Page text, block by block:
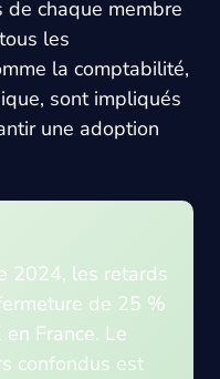
chaque membre
les
la comptabilité,
sont impliqués
une adoption
2024, les retards
de 25 %
France. Le
confondus est